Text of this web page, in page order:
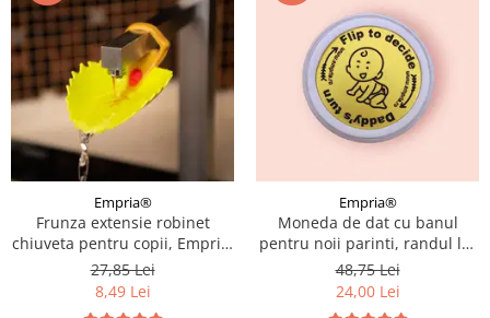
Empria®
Frunza extensie robinet
chiuveta pentru copii, Empria,
Diverse culori
27,85 Lei
8,49 Lei
Empria®
Moneda de dat cu banul
pentru noii parinti, randul lui
Mami sau al lui Tati, cadou
amuzant proaspetii parinti,
Empria, engleza
48,75 Lei
24,00 Lei